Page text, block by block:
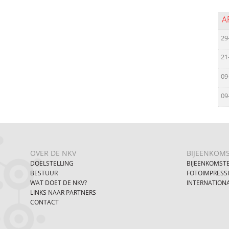
OVER DE NKV
DOELSTELLING
BESTUUR
WAT DOET DE NKV?
LINKS NAAR PARTNERS
CONTACT